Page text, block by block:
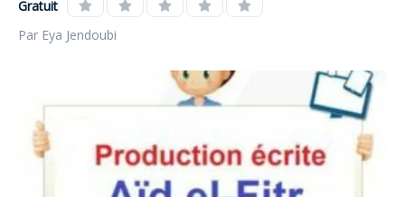
Gratuit
Par Eya Jendoubi